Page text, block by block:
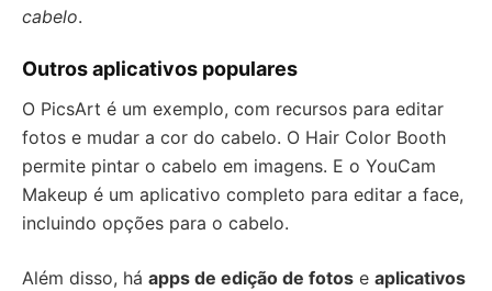
cabelo.
Outros aplicativos populares
O PicsArt é um exemplo, com recursos para editar
fotos e mudar a cor do cabelo. O Hair Color Booth
permite pintar o cabelo em imagens. E o YouCam
Makeup é um aplicativo completo para editar a face,
incluindo opções para o cabelo.
Além disso, há apps de edição de fotos e aplicativos